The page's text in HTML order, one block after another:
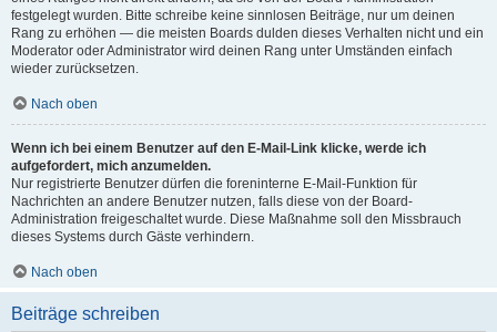
festgelegt wurden. Bitte schreibe keine sinnlosen Beiträge, nur um deinen
Rang zu erhöhen — die meisten Boards dulden dieses Verhalten nicht und ein
Moderator oder Administrator wird deinen Rang unter Umständen einfach
wieder zurücksetzen.
Nach oben
Wenn ich bei einem Benutzer auf den E-Mail-Link klicke, werde ich
aufgefordert, mich anzumelden.
Nur registrierte Benutzer dürfen die foreninterne E-Mail-Funktion für
Nachrichten an andere Benutzer nutzen, falls diese von der Board-
Administration freigeschaltet wurde. Diese Maßnahme soll den Missbrauch
dieses Systems durch Gäste verhindern.
Nach oben
Beiträge schreiben